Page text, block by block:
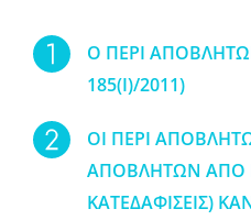
O ΠΕΡΙ
185(Ι)/2011)
ΟΙ ΠΕΡΙ
ΑΠΟΒΛΗΤΩΝ ΑΠΟ
ΚΑΤΕΔΑΦΙΣΕΙΣ)